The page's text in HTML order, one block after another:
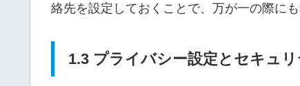
絡先を設定しておくことで、万が一の際にも
1.3 プライバシー設定とセキュリ